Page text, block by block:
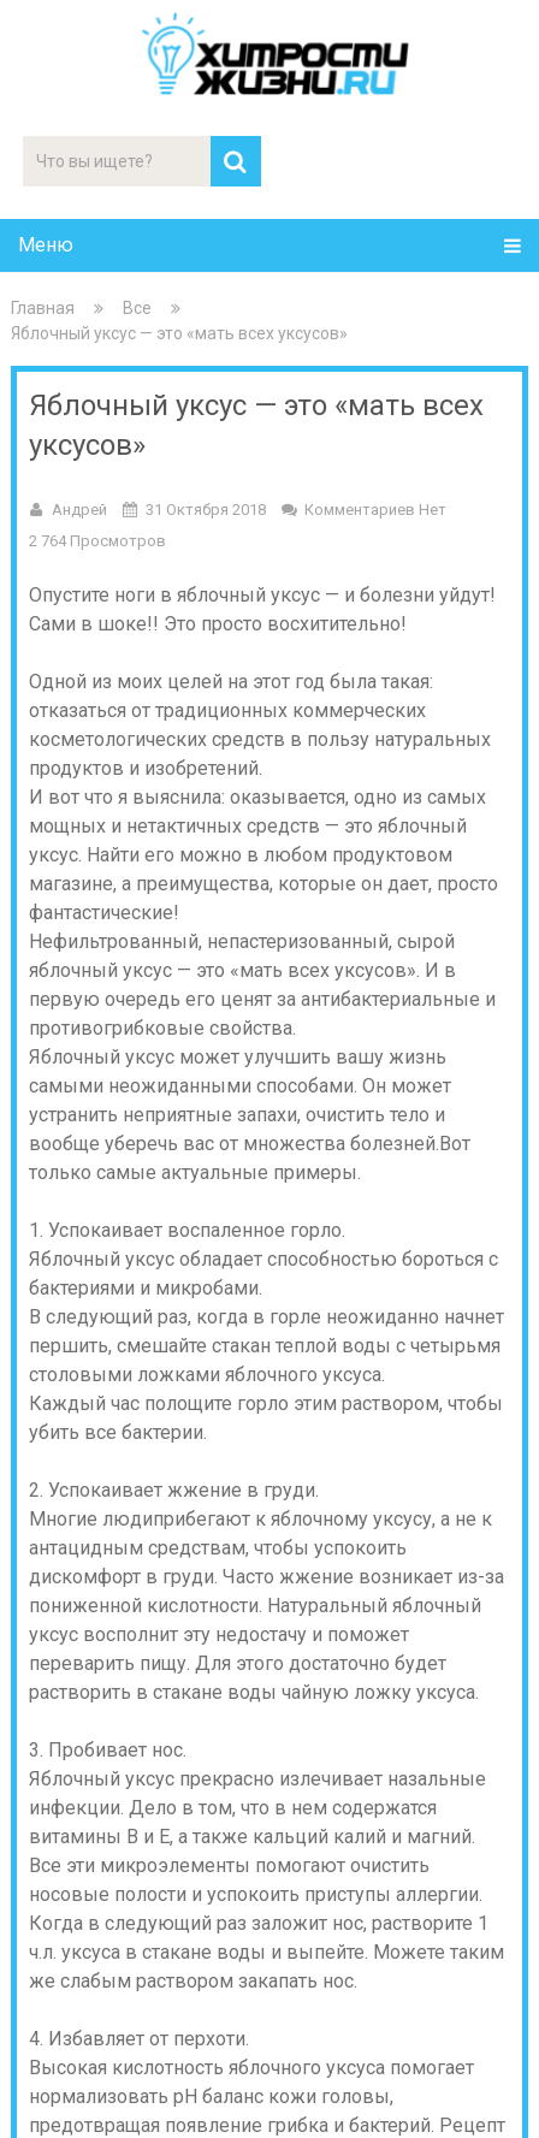
Меню
Главная
Все
Яблочный уксус — это «мать всех уксусов»
Яблочный уксус — это «мать всех
уксусов»
Андрей 31 Октября 2018
Комментариев Нет
2 764 Просмотров
Опустите ноги в яблочный уксус — и болезни уйдут!
Сами в шоке!! Это просто восхитительно!
Одной из моих целей на этот год была такая:
отказаться от традиционных коммерческих
косметологических средств в пользу натуральных
продуктов и изобретений.
И вот что я выяснила: оказывается, одно из самых
мощных и нетактичных средств — это яблочный
уксус. Найти его можно в любом продуктовом
магазине, а преимущества, которые он дает, просто
фантастические!
Нефильтрованный, непастеризованный, сырой
яблочный уксус — это «мать всех уксусов». И в
первую очередь его ценят за антибактериальные и
противогрибковые свойства.
Яблочный уксус может улучшить вашу жизнь
самыми неожиданными способами. Он может
устранить неприятные запахи, очистить тело и
вообще уберечь вас от множества болезней.Вот
только самые актуальные примеры.
1. Успокаивает воспаленное горло.
Яблочный уксус обладает способностью бороться с
бактериями и микробами.
В следующий раз, когда в горле неожиданно начнет
першить, смешайте стакан теплой воды с четырьмя
столовыми ложками яблочного уксуса.
Каждый час полощите горло этим раствором, чтобы
убить все бактерии.
2. Успокаивает жжение в груди.
Многие людиприбегают к яблочному уксусу, а не к
антацидным средствам, чтобы успокоить
дискомфорт в груди. Часто жжение возникает из-за
пониженной кислотности. Натуральный яблочный
уксус восполнит эту недостачу и поможет
переварить пищу. Для этого достаточно будет
растворить в стакане воды чайную ложку уксуса.
3. Пробивает нос.
Яблочный уксус прекрасно излечивает назальные
инфекции. Дело в том, что в нем содержатся
витамины В и Е, а также кальций калий и магний.
Все эти микроэлементы помогают очистить
носовые полости и успокоить приступы аллергии.
Когда в следующий раз заложит нос, растворите 1
ч.л. уксуса в стакане воды и выпейте. Можете таким
же слабым раствором закапать нос.
4. Избавляет от перхоти.
Высокая кислотность яблочного уксуса помогает
нормализовать pH баланс кожи головы,
предотвращая появление грибка и бактерий. Рецепт